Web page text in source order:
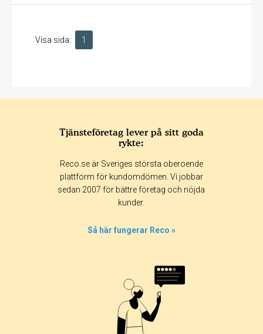
Visa sida: 1
Tjänsteföretag lever på sitt goda
rykte:
Reco.se är Sveriges största oberoende
plattform för kundomdömen. Vi jobbar
sedan 2007 för bättre företag och nöjda
kunder.
Så här fungerar Reco »